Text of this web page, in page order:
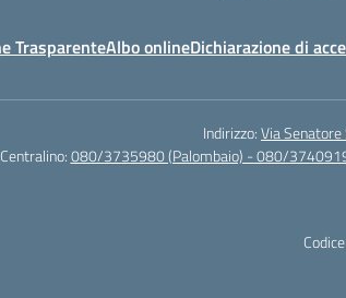
TrasparenteAlbo onlineDichiarazione di
Indirizzo:Via
Centralino:080/3735980 (Palombaio) - 080/